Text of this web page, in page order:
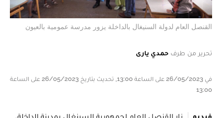
القنصل العام لدولة السنيغال بالداخلة يزور مدرسة عمومية بالعيون
تحرير من طرف حمدي يارى
في 26/05/2023 على الساعة 13:00, تحديث بتاريخ 26/05/2023 على الساعة
13:00
فيديو
زار القنصل العام لجمهورية السينغال بمدينة الداخلة،